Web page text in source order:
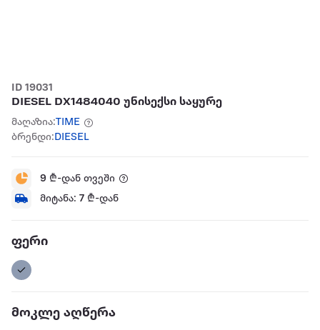
ID 19031
DIESEL DX1484040 უნისექსი საყურე
მაღაზია:TIME
ბრენდი:DIESEL
9 ₾-დან თვეში
მიტანა: 7 ₾-დან
ფერი
მოკლე აღწერა